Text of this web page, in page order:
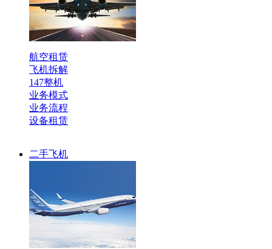
航空租赁
飞机拆解
147整机
业务模式
业务流程
设备租赁
二手飞机